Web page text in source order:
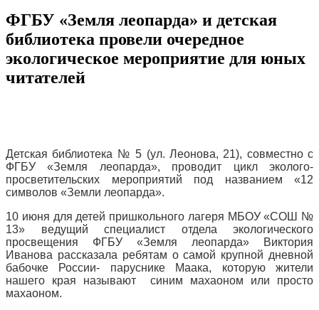
ФГБУ «Земля леопарда» и детская
библиотека провели очередное
экологическое мероприятие для юных
читателей
Детская библиотека № 5 (ул. Леонова, 21), совместно с
ФГБУ «Земля леопарда», проводит цикл эколого-
просветительских мероприятий под названием «12
символов «Земли леопарда».
10 июня для детей пришкольного лагеря МБОУ «СОШ №
13» ведущий специалист отдела экологического
просвещения ФГБУ «Земля леопарда» Виктория
Иванова рассказала ребятам о самой крупной дневной
бабочке России- паруснике Маака, которую жители
нашего края называют синим махаоном или просто
махаоном.